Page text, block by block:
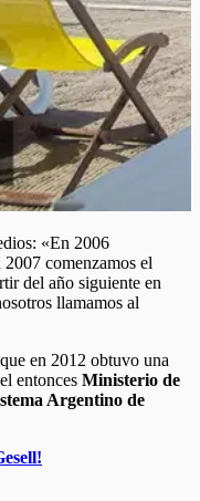
«En 2006
comenzamos el
del año siguiente en
llamamos al
en 2012 obtuvo una
entonces Ministerio de
Argentino de